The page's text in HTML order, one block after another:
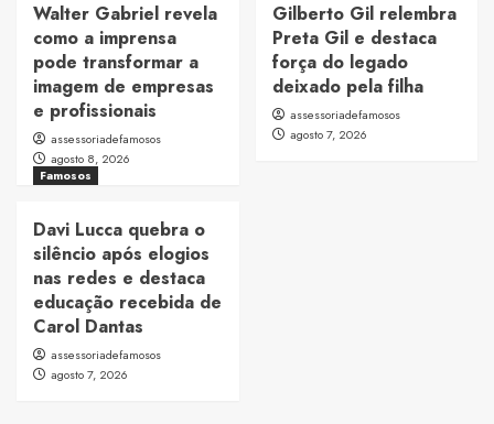
Walter Gabriel revela
como a imprensa
pode transformar a
imagem de empresas
e profissionais
assessoriadefamosos
agosto 8, 2026
Gilberto Gil relembra
Preta Gil e destaca
força do legado
deixado pela filha
assessoriadefamosos
agosto 7, 2026
Famosos
Davi Lucca quebra o
silêncio após elogios
nas redes e destaca
educação recebida de
Carol Dantas
assessoriadefamosos
agosto 7, 2026